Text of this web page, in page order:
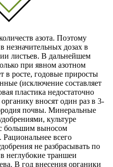
азота. Поэтому
незначительных дозах в
листьев. В дальнейшем
при явном азотном
в росте, годовые приросты
(исключение составляет
пластика недостаточно
вносят один раз в 3-
почвы. Минеральные
культуре
большим выносом
всего
не разбрасывать по
неглубокие траншеи
В год внесения органики